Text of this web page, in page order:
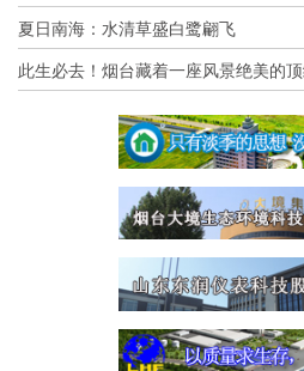
夏日南海：水清草盛白鹭翩飞
此生必去！烟台藏着一座风景绝美的